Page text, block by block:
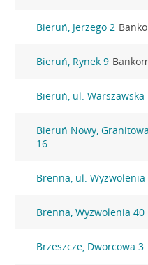
Bieruń, Jerzego 2
Bieruń, Rynek 9
Bieruń, ul. Warszawska
Bieruń Nowy, Granitowa
16
Brenna, ul. Wyzwolenia
Brenna, Wyzwolenia 40
Brzeszcze, Dworcowa 3